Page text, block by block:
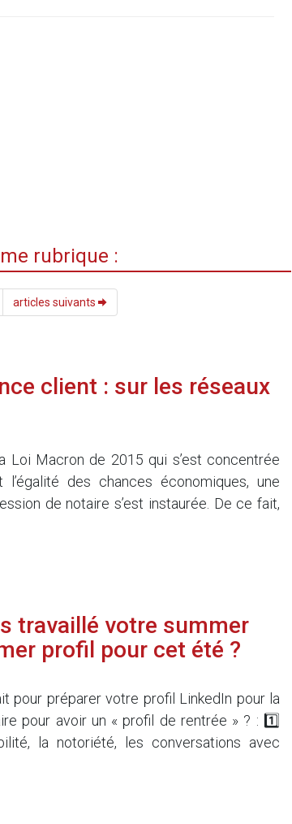
rubrique :
articles suivants
client : sur les réseaux
Loi Macron de 2015 qui s’est concentrée
des chances économiques, une
de notaire s’est instaurée. De ce fait,
travaillé votre summer
profil pour cet été ?
pour préparer votre profil LinkedIn pour la
pour avoir un « profil de rentrée » ? : 1️⃣
la notoriété, les conversations avec